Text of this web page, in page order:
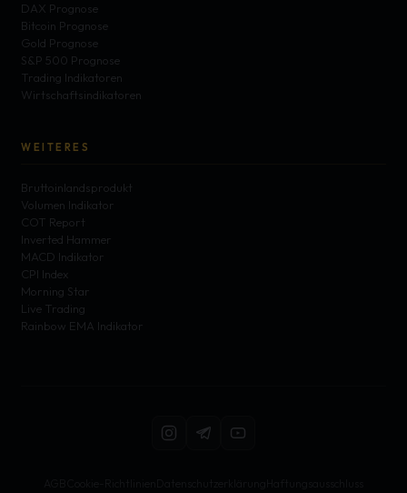
DAX Prognose
Bitcoin Prognose
Gold Prognose
S&P 500 Prognose
Trading Indikatoren
Wirtschaftsindikatoren
WEITERES
Bruttoinlandsprodukt
Volumen Indikator
COT Report
Inverted Hammer
MACD Indikator
CPI Index
Morning Star
Live Trading
Rainbow EMA Indikator